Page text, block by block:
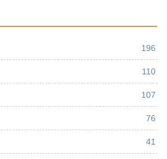
196
110
107
76
41